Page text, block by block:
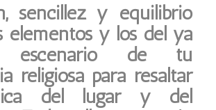
sencillez y equilibrio
elementos y los del ya
escenario de tu
religiosa para resaltar
del lugar y del